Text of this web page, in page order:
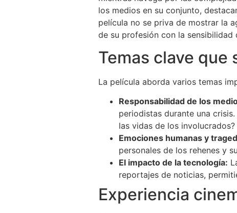
los medios en su conjunto,
película no se priva de mostrar la
de su profesión con la sensibilidad
Temas clave que
La película aborda varios temas
Responsabilidad de los
periodistas durante una
las vidas de los involucrados?
Emociones humanas y
personales de los rehenes y
El impacto de la tecnología:
reportajes de noticias,
Experiencia